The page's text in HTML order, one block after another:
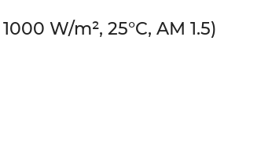
W/m², 25°C, AM 1.5)